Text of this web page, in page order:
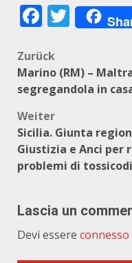
Zurück
Marino (RM) –
segregandola in
Weiter
Sicilia. Giunta
Giustizia e Anci per
problemi di
Lascia un
Devi essere connesso